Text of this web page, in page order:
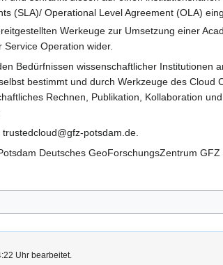
(SLA)/ Operational Level Agreement (OLA)
Werkeuge zur Umsetzung einer
Operation wider.
Bedürfnissen wissenschaftlicher
bestimmt und durch Werkzeuge des
Rechnen, Publikation, Kollaboration
potsdam.de.
Deutsches GeoForschungsZentrum
Uhr bearbeitet.